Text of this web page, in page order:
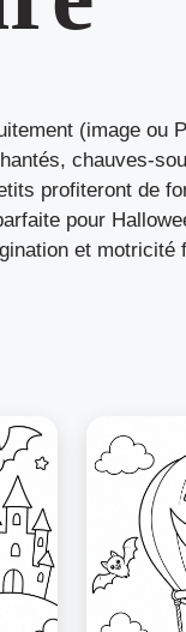
(image ou
chauves-
profiteront de
pour
et motricité